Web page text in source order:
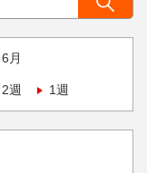
6月
2週 1週